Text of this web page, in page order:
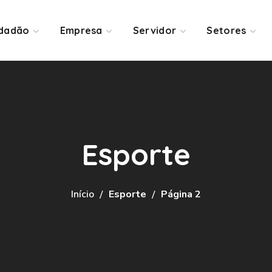
Empresa Servidor Setores
Esporte
Início Esporte Página 2